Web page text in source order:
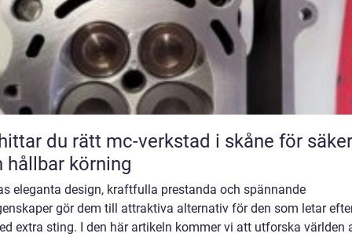
du rätt mc-verkstad i skåne för säker
hållbar körning
eleganta design, kraftfulla prestanda och spännande
gör dem till attraktiva alternativ för den som letar
extra sting. I den här artikeln kommer vi att utforska världen